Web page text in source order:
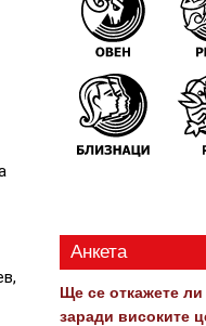
Анкета
Ще се откажете
заради високите